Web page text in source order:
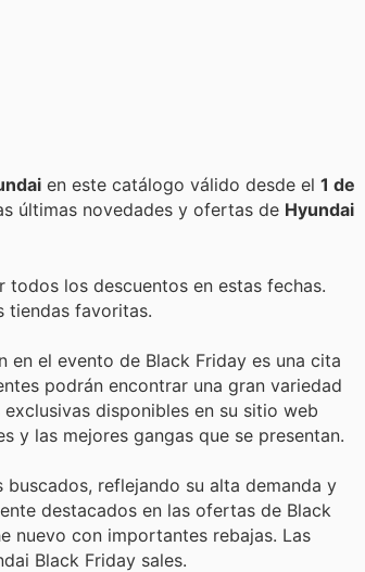
en este catálogo válido desde el 1 de
últimas novedades y ofertas de Hyundai
los descuentos en estas fechas.
tiendas favoritas.
el evento de Black Friday es una cita
podrán encontrar una gran variedad
disponibles en su sitio web
y las mejores gangas que se presentan.
reflejando su alta demanda y
destacados en las ofertas de Black
nuevo con importantes rebajas. Las
Black Friday sales.